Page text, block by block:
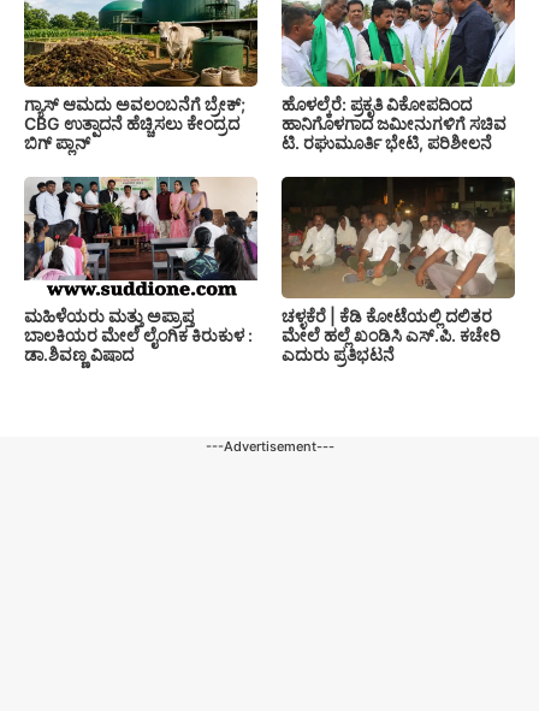
ಗ್ಯಾಸ್ ಆಮದು ಅವಲಂಬನೆಗೆ ಬ್ರೇಕ್;
CBG ಉತ್ಪಾದನೆ ಹೆಚ್ಚಿಸಲು ಕೇಂದ್ರದ
ಬಿಗ್ ಪ್ಲಾನ್
ಹೊಳಲ್ಕೆರೆ: ಪ್ರಕೃತಿ ವಿಕೋಪದಿಂದ
ಹಾನಿಗೊಳಗಾದ ಜಮೀನುಗಳಿಗೆ ಸಚಿವ
ಟಿ. ರಘುಮೂರ್ತಿ ಭೇಟಿ, ಪರಿಶೀಲನೆ
ಮಹಿಳೆಯರು ಮತ್ತು ಅಪ್ರಾಪ್ತ
ಬಾಲಕಿಯರ ಮೇಲೆ ಲೈಂಗಿಕ ಕಿರುಕುಳ :
ಡಾ.ಶಿವಣ್ಣ ವಿಷಾದ
ಚಳ್ಳಕೆರೆ | ಕೆಡಿ ಕೋಟೆಯಲ್ಲಿ ದಲಿತರ
ಮೇಲೆ ಹಲ್ಲೆ ಖಂಡಿಸಿ ಎಸ್.ಪಿ. ಕಚೇರಿ
ಎದುರು ಪ್ರತಿಭಟನೆ
---Advertisement---